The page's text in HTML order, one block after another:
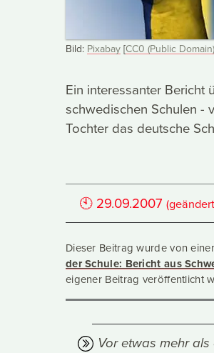
Bild: Pixabay [CC0 (Public Domain)
Ein interessanter Bericht
schwedischen Schulen -
Tochter das deutsche
🕙 29.09.2007
Dieser Beitrag wurde von
der Schule: Bericht aus
eigener Beitrag veröffentlicht
Vor etwas mehr